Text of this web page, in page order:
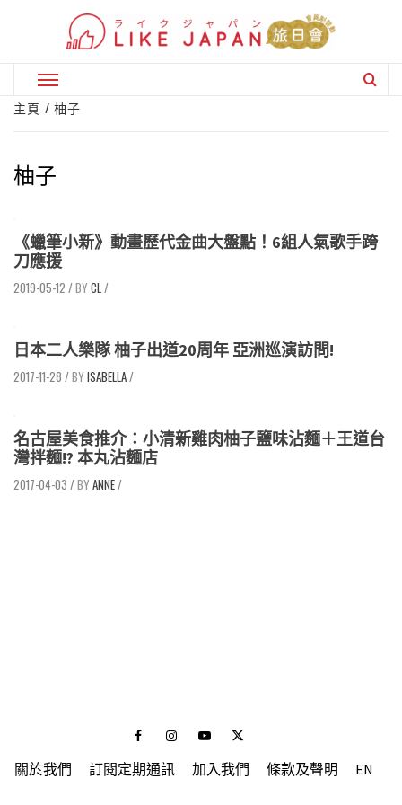
Primary
Menu
主頁 柚子
柚子
《蠟筆小新》動畫歷代金曲大盤點！6組人氣歌手跨
刀應援
2019-05-12 / CL /
日本二人樂隊 柚子出道20周年 亞洲巡演訪問!
2017-11-28 / ISABELLA/
名古屋美食推介：小清新雞肉柚子鹽味沾麵＋王道台
灣拌麵!? 本丸沾麵店
2017-04-03 / ANNE/
FacebookInstagramYoutubeTwitter
關於我們 訂閱定期通訊 加入我們 條款及聲明 EN